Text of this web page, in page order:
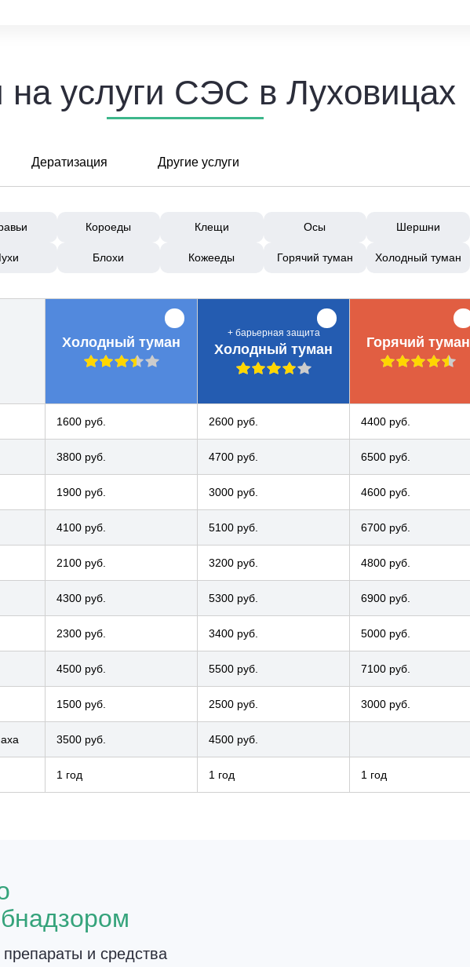
услуги СЭС в Луховицах
Дератизация Другие услуги
Короеды Клещи Осы Шершни
Блохи Кожееды Горячий туман Холодный туман
Холодный туман
+ барьерная защита
Холодный туман Горячий туман
1600 руб. 2600 руб. 4400 руб.
3800 руб. 4700 руб. 6500 руб.
1900 руб. 3000 руб. 4600 руб.
4100 руб. 5100 руб. 6700 руб.
2100 руб. 3200 руб. 4800 руб.
4300 руб. 5300 руб. 6900 руб.
2300 руб. 3400 руб. 5000 руб.
4500 руб. 5500 руб. 7100 руб.
1500 руб. 2500 руб. 3000 руб.
3500 руб. 4500 руб.
1 год 1 год 1 год
и средства